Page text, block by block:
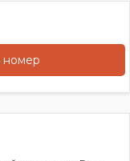
номер